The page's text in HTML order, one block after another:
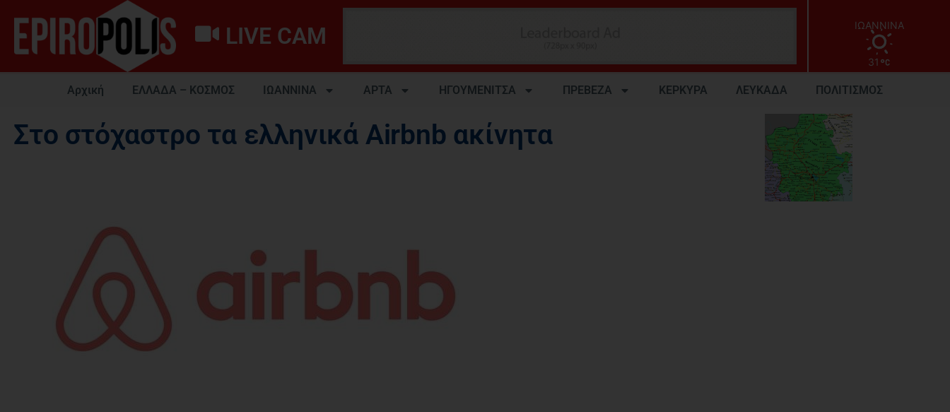
LIVE CAM ΙΩΑΝΝΙΝΑ
31
Αρχική ΕΛΛΑΔΑ – ΚΟΣΜΟΣ ΙΩΑΝΝΙΝΑ ΑΡΤΑ ΗΓΟΥΜΕΝΙΤΣΑ ΠΡΕΒΕΖΑ ΚΕΡΚΥΡΑ ΛΕΥΚΑΔΑ ΠΟΛΙΤΙΣΜΟΣ
Στο στόχαστρο τα ελληνικά Airbnb ακίνητα